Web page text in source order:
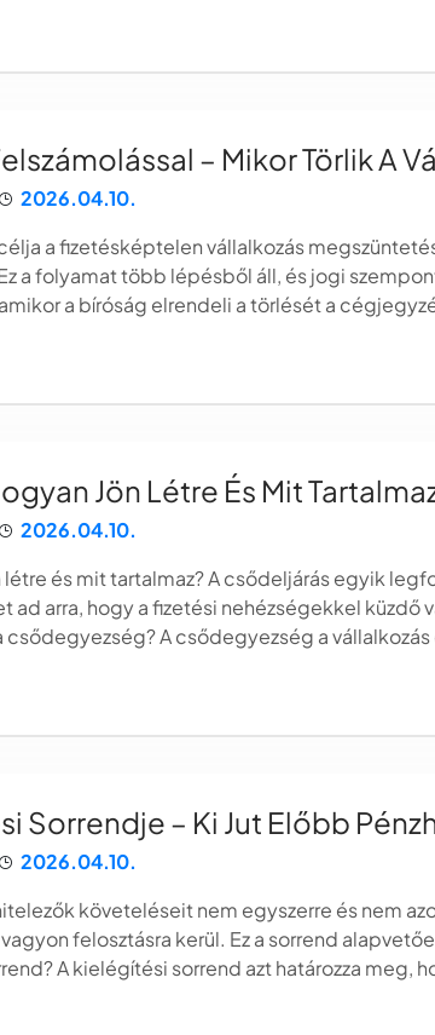
– Mikor Törlik A
2026.04.10.
a fizetésképtelen vállalkozás
a folyamat több lépésből áll, és jogi
a bíróság elrendeli a törlését a
Jön Létre És Mit
2026.04.10.
és mit tartalmaz? A csődeljárás egyik
arra, hogy a fizetési nehézségekkel küzdő
csődegyezség? A csődegyezség a
Sorrendje – Ki Jut Előbb
2026.04.10.
követeléseit nem egyszerre és nem
felosztásra kerül. Ez a sorrend
A kielégítési sorrend azt határozza meg,